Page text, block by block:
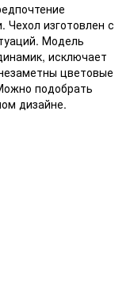
Чехол изготовлен с
Модель
исключает
цветовые
подобрать
дизайне.